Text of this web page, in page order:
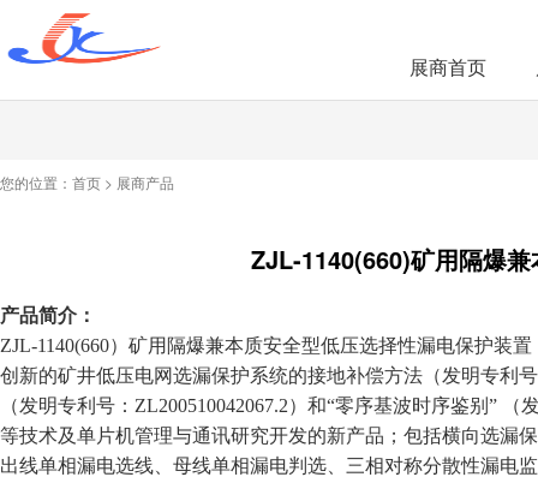
展商首页
您的位置： 首页 > 展商产品
ZJL-1140(660)矿用隔爆
产品简介：
ZJL-1140(660）矿用隔爆兼本质安全型低压选择性漏电保护装
创新的矿井低压电网选漏保护系统的接地补偿方法（发明专利
（发明专利号：ZL200510042067.2）和“零序基波时序鉴别”
等技术及单片机管理与通讯研究开发的新产品；包括横向选漏
出线单相漏电选线、母线单相漏电判选、三相对称分散性漏电